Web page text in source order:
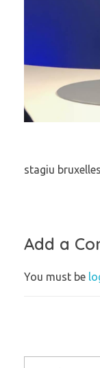
stagiu
Add a
You must be